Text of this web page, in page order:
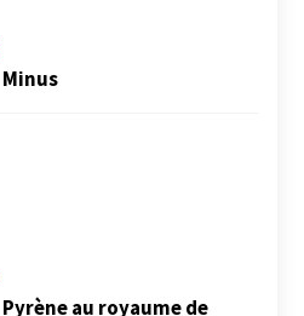
Minus
Pyrène au royaume de